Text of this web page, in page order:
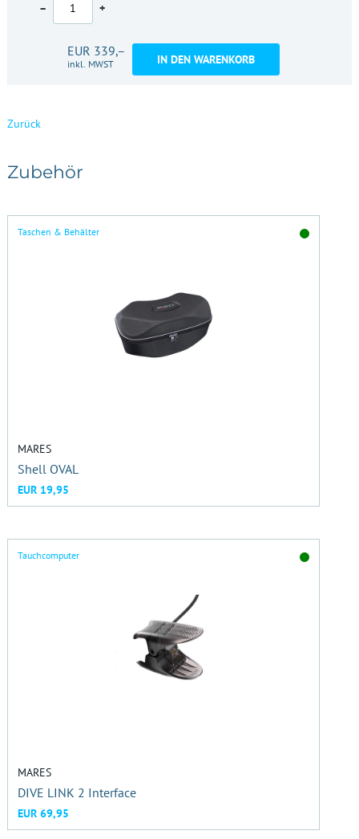
– +
EUR 339,–
inkl. MWST IN DEN WARENKORB
Zurück
Zubehör
Taschen & Behälter
MARES
Shell OVAL
EUR 19,95
Tauchcomputer
MARES
DIVE LINK 2 Interface
EUR 69,95